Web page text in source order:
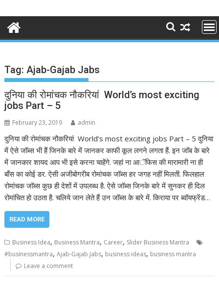
Tag:Ajab-Gajab Jabs
दुनिया की रोमांचक नौकरियां World’s most exciting
jobs Part – 5
February 23, 2019 admin
दुनिया की रोमांचक नौकरियां World’s most exciting jobs Part – 5 दुनिया
में ऐसे जॉब्स भी हैं जिनके बारे में जानकर काफी कूल लगने लगता हैं. इन जॉब के बारे
में जानकार शायद आप भी इसे करना चाहेंगे. जहां ना आॅफिस की मारामारी ना ही
बाँस का कोई डर. ऐसी अजीबोगरीब रोमांचक जॉब्स हर जगह नहीं मिलती. फिलहाल
रोमांचक जॉब्स कुछ ही देशों में उपलब्ध है. ऐसे जॉब्स जिनके बारे में सुनकर ही दिल
रोमांचित हो उठता है. चलिये जान लेते हैं उन जॉब्स के बारे में. किराया पर ब्वॉयफ्रेंड…
READ MORE
Business Idea, Business Mantra, Career, Slider Business Mantra
#businessmantra,Ajab-Gajab Jabs, business ideas, business mantra
Leave a comment